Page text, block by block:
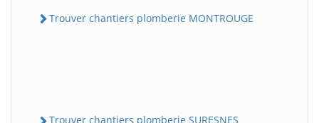
Trouver chantiers plomberie MONTROUGE
Trouver chantiers plomberie SURESNES